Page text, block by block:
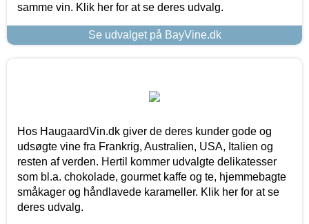
samme vin. Klik her for at se deres udvalg.
Se udvalget på BayVine.dk
Hos HaugaardVin.dk giver de deres kunder gode og
udsøgte vine fra Frankrig, Australien, USA, Italien og
resten af verden. Hertil kommer udvalgte delikatesser
som bl.a. chokolade, gourmet kaffe og te, hjemmebagte
småkager og håndlavede karameller. Klik her for at se
deres udvalg.